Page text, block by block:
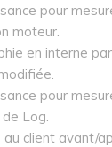
pour
moteur.
en interne
pour
Log.
client avant/